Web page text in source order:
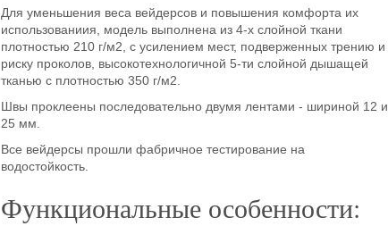
Для уменьшения веса вейдерсов и повышения комфорта их
использованиия, модель выполнена из 4-х слойной ткани
плотностью 210 г/м2, с усилением мест, подверженных трению и
риску проколов, высокотехнологичной 5-ти слойной дышащей
тканью с плотностью 350 г/м2.
Швы проклеены последовательно двумя лентами - шириной 12 и
25 мм.
Все вейдерсы прошли фабричное тестирование на
водостойкость.
Функциональные особенности: